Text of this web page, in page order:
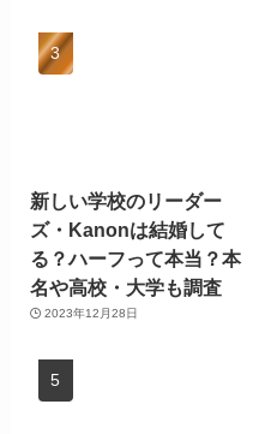
新しい学校のリーダー
ズ・Kanonは結婚して
る？ハーフって本当？本
名や高校・大学も調査
2023年12月28日